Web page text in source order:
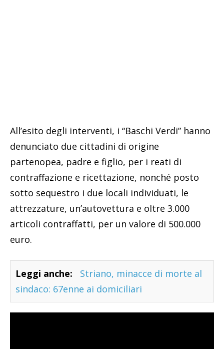
All’esito degli interventi, i “Baschi Verdi” hanno
denunciato due cittadini di origine
partenopea, padre e figlio, per i reati di
contraffazione e ricettazione, nonché posto
sotto sequestro i due locali individuati, le
attrezzature, un’autovettura e oltre 3.000
articoli contraffatti, per un valore di 500.000
euro.
Leggi anche:
Striano, minacce di morte al
sindaco: 67enne ai domiciliari